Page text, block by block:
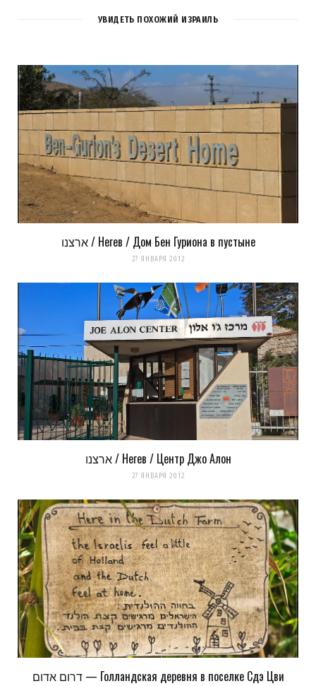
Сохранить моё имя, email и адрес сайта в этом браузере для
Уведомить меня о новых комментариях по email.
Уведомлять меня о новых записях почтой.
Оповещать о новых
комментариях. А можно простоподписаться на комментарии
УВИДЕТЬ ПОХОЖИЙ ИЗРАИЛЬ
ארצנו / Негев / Дом Бен Гуриона в пустыне
27 ЯНВАРЯ 2012
ארצנו / Негев / Центр Джо Алон
27 ЯНВАРЯ 2012
דרום אדום — Голландская деревня в поселке Сдэ Цви